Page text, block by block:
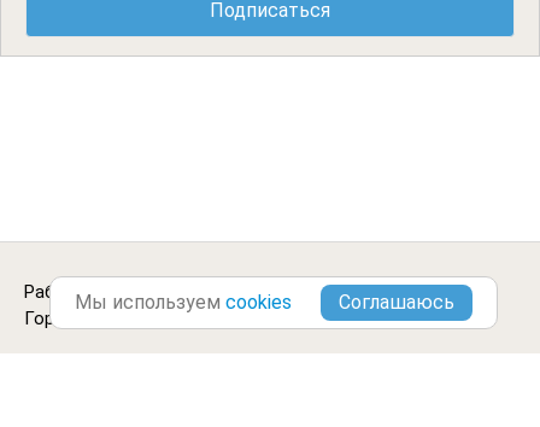
Работа водителем погрузчика в Симферополе.
Городские Вакансии ©2013-2026
Мы используем cookies